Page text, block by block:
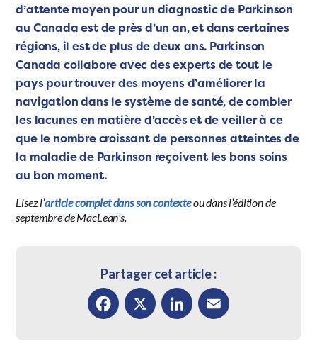
d’attente moyen pour un diagnostic de Parkinson
au Canada est de près d’un an, et dans certaines
régions, il est de plus de deux ans. Parkinson
Canada collabore avec des experts de tout le
pays pour trouver des moyens d’améliorer la
navigation dans le système de santé, de combler
les lacunes en matière d’accès et de veiller à ce
que le nombre croissant de personnes atteintes de
la maladie de Parkinson reçoivent les bons soins
au bon moment.
Lisez l’article complet dans son contexteou dans l’édition de
septembre de MacLean’s.
Partager cet article :